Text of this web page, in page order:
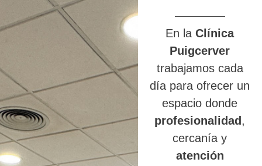
En laClínica
Puigcerver
trabajamos cada
día para ofrecer un
espacio donde
profesionalidad ,
cercanía y
atención